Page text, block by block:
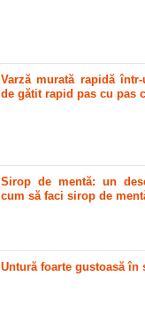
Varză murată rapidă
de gătit rapid pas cu pas
Sirop de mentă: un
cum să faci sirop de
Untură foarte gustoasă în